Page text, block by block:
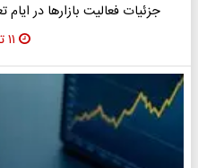
جزئیات فعالیت بازارها در
۱۱ تیر ۱۴۰۵